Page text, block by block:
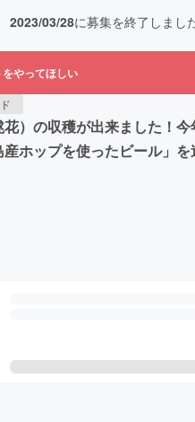
2023/03/28に募集を終了しまし
やってほしい
）の収穫が出来ました！
ホップを使ったビール」